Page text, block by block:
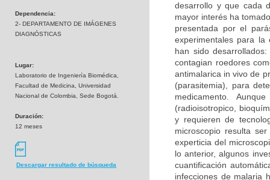
Dependencia:
2- DEPARTAMENTO DE IMÁGENES
DIAGNÓSTICAS
Lugar:
Laboratorio de Ingeniería Biomédica,
Facultad de Medicina, Universidad
Nacional de Colombia, Sede Bogotá.
Duración:
12 meses
Descargar resultado de búsqueda
desarrollo y que cada
mayor interés ha
presentada por el
experimentales para la
han sido
contagian roedores
antimalarica in vivo de
(parasitemia), para
medicamento.
(radioisotropico,
y requieren de
microscopio resulta
experticia del
lo anterior, algunos
cuantificación
infecciones de malaria